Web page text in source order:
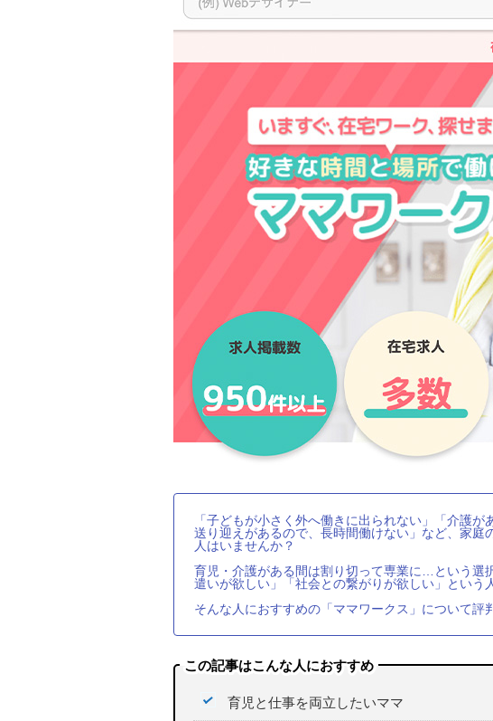
「子どもが小さく外へ働きに出られない」「介護
送り迎えがあるので、長時間働けない」など、家庭
人はいませんか？
育児・介護がある間は割り切って専業に…という選
遣いが欲しい」「社会との繋がりが欲しい」という
そんな人におすすめの「ママワークス」について評
この記事はこんな人におすすめ
育児と仕事を両立したいママ